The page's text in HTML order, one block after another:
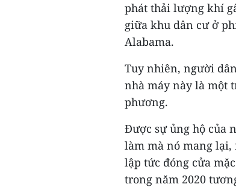
phát thải lượng khí
giữa khu dân cư ở
Alabama.
Tuy nhiên, người
nhà máy này là một
phương.
Được sự ủng hộ của
làm mà nó mang lại,
lập tức đóng cửa
trong năm 2020